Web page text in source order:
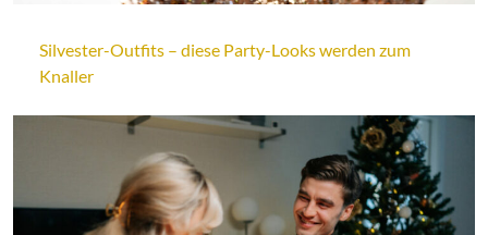
Silvester-Outfits – diese Party-Looks werden zum
Knaller